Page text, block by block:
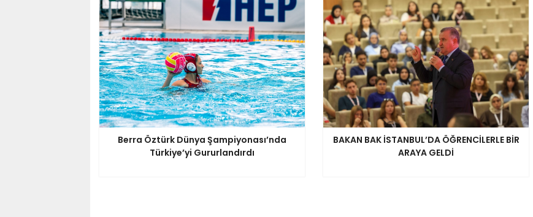
Berra Öztürk Dünya Şampiyonası’nda
Türkiye’yi Gururlandırdı
BAKAN BAK İSTANBUL’DA ÖĞRENCİLERLE BİR
ARAYA GELDİ